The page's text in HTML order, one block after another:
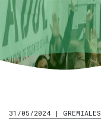
31/05/2024 | GREMIALES